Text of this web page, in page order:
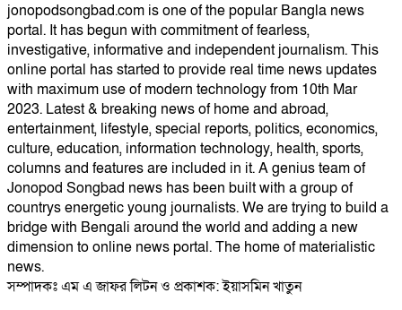
jonopodsongbad.com is one of the popular Bangla news
portal. It has begun with commitment of fearless,
investigative, informative and independent journalism. This
online portal has started to provide real time news updates
with maximum use of modern technology from 10th Mar
2023. Latest & breaking news of home and abroad,
entertainment, lifestyle, special reports, politics, economics,
culture, education, information technology, health, sports,
columns and features are included in it. A genius team of
Jonopod Songbad news has been built with a group of
countrys energetic young journalists. We are trying to build a
bridge with Bengali around the world and adding a new
dimension to online news portal. The home of materialistic
news.
সম্পাদকঃ এম এ জাফর লিটন ও প্রকাশক: ইয়াসমিন খাতুন